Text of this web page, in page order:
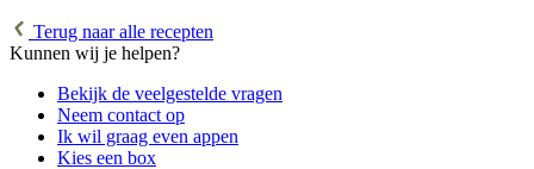
Terug naar alle recepten
Kunnen wij je helpen?
Bekijk de veelgestelde vragen
Neem contact op
Ik wil graag even appen
Kies een box